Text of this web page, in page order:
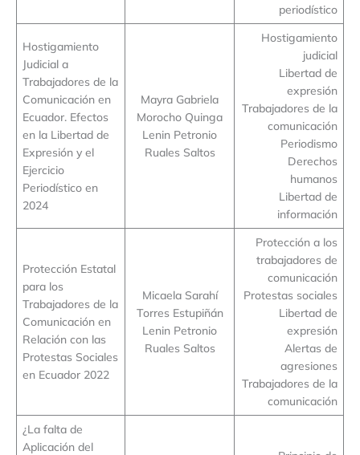
periodístico
Hostigamiento
Judicial a
Trabajadores de la
Comunicación en
Ecuador. Efectos
en la Libertad de
Expresión y el
Ejercicio
Periodístico en
2024
Mayra Gabriela
Morocho Quinga
Lenin Petronio
Ruales Saltos
Hostigamiento
judicial
Libertad de
expresión
Trabajadores de la
comunicación
Periodismo
Derechos
humanos
Libertad de
información
Protección Estatal
para los
Trabajadores de la
Comunicación en
Relación con las
Protestas Sociales
en Ecuador 2022
Micaela Sarahí
Torres Estupiñán
Lenin Petronio
Ruales Saltos
Protección a los
trabajadores de
comunicación
Protestas sociales
Libertad de
expresión
Alertas de
agresiones
Trabajadores de la
comunicación
¿La falta de
Aplicación del